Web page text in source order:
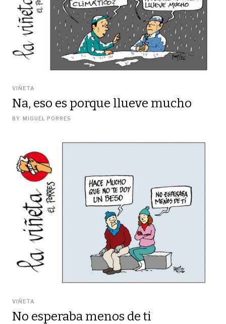
VIÑETA
Na, eso es porque llueve mucho
BY MIGUEL PORRES
VIÑETA
No esperaba menos de ti